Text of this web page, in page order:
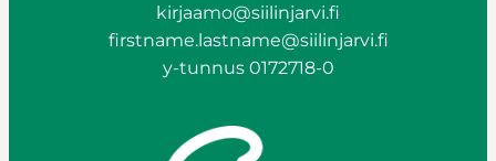
kirjaamo@siilinjarvi.fi
firstname.lastname@siilinjarvi.fi
y-tunnus 0172718-0